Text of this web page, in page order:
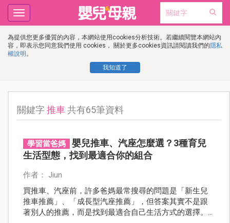
為提供您更多優質的內容，本網站使用cookies分析技術。若繼續閱覽本網站內
容，即表示您同意我們使用 cookies， 關於更多cookies資訊請閱讀我們的隱私
權說明 。
我知道了
Toggle
navigation
關鍵字推車共有65筆資料
學習當爸媽
嬰兒推車、汽座怎麼選？3種育兒
生活型態，找到最適合你的組合
作者： Jiun
買推車、汽座前，許多爸媽最常搜尋的問題是「新生兒
推車推薦」、「成長型汽座推薦」，但答案其實不是跟
著別人的推薦，而是找到最適合自己生活方式的選擇。